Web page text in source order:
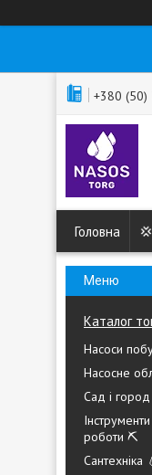
+380
Головна
Каталог
Насоси
Насосне
Сад і город
роботи ⛏️
Сантехніка